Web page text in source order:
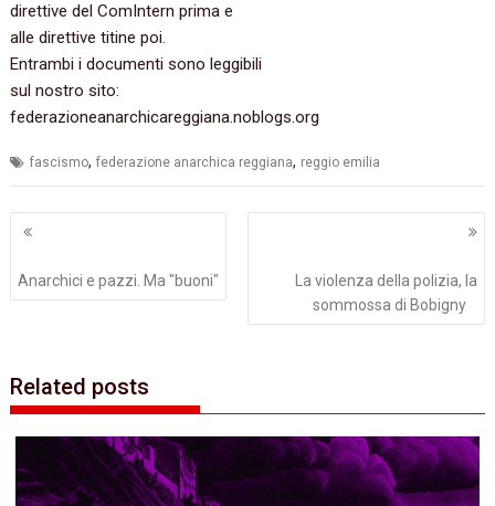
direttive del ComIntern prima e
alle direttive titine poi.
Entrambi i documenti sono leggibili
sul nostro sito:
federazioneanarchicareggiana.noblogs.org
fascismo,federazione anarchica reggiana, reggio emilia
Navigazione
Anarchici e pazzi. Ma "buoni"
La violenza della polizia, la
sommossa di Bobigny
Related posts